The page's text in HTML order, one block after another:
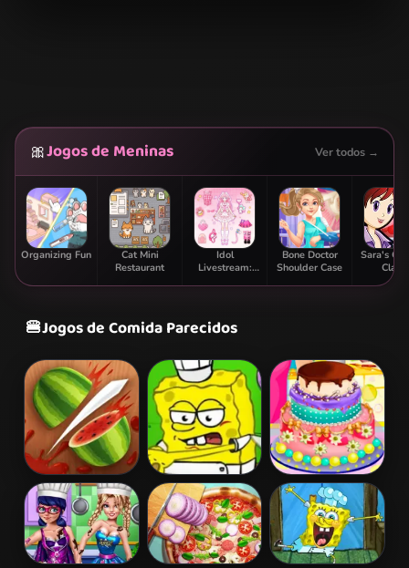
🎀Jogos de Meninas Ver todos →
Organizing Fun
Cat Mini
Restaurant
Idol
Livestream:
Bone Doctor
Shoulder Case
Sara's
Class:
🍔Jogos de Comida Parecidos
Fruit Ninja Spongebob
Restaurant
Barbies
Birthday Cake